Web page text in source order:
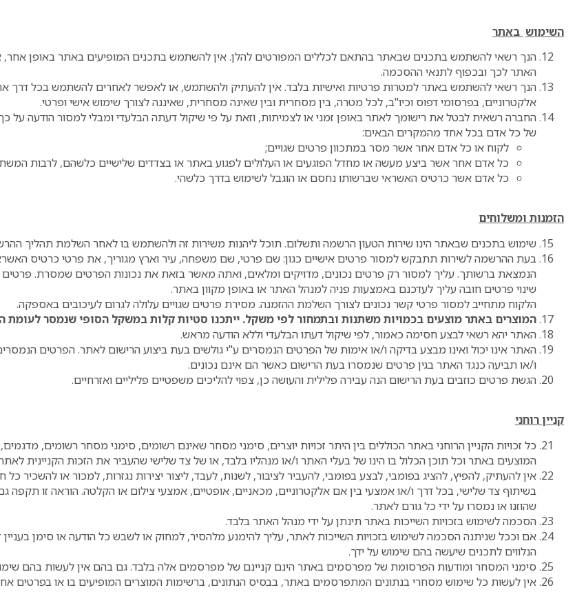
השימוש באתר
הנך רשאי להשתמש בתכנים שבאתר בהתאם לכללים המפורטים להלן. אין להשתמש בתכנים המופיעים באתר באופן
האתר לכך ובכפוף לתנאי ההסכמה.
הנך רשאי להשתמש באתר למטרות פרטיות ואישיות בלבד. אין להעתיק ולהשתמש, או לאפשר לאחרים להשתמש בכל דרך
אלקטרוניים, בפרסומי דפוס וכיו"ב, לכל מטרה, בין מסחרית ובין שאינה מסחרית, שאיננה לצורך שימוש אישי ופרטי.
החברה רשאית לבטל את רישומך לאתר באופן זמני או לצמיתות, וזאת על פי שיקול דעתה הבלעדי ומבלי למסור הודעה
של כל אדם בכל אחד מהמקרים הבאים:
לקוח או כל אדם אחר אשר מסר במתכוון פרטים שגויים;
כל אדם אחר אשר ביצע מעשה או מחדל הפוגעים או העלולים לפגוע באתר או בצדדים שלישיים כלשהם, לרבות
כל אדם אשר כרטיס האשראי שברשותו נחסם או הוגבל לשימוש בדרך כלשהי.
הזמנות ומשלוחים
שימוש בתכנים שבאתר הינו שירות הטעון הרשמה ותשלום. תוכל ליהנות משירות זה ולהשתמש בו לאחר השלמת תהליך
בעת ההרשמה לשירות תתבקש למסור פרטים אישיים כגון: שם פרטי, שם משפחה, עיר וארץ מגוריך, את פרטי כרטיס
הנמצאת ברשותך. עליך למסור רק פרטים נכונים, מדויקים ומלאים, ואתה מאשר בזאת את נכונות הפרטים שמסרת.
שינוי פרטים חובה עליך לעדכנם באמצעות פניה למנהל האתר או באופן מקוון באתר.
הלקוח מתחייב למסור פרטי קשר נכונים לצורך השלמת ההזמנה. מסירת פרטים שגויים עלולה לגרום לעיכובים באספקה.
המוצרים באתר מוצעים בכמויות משתנות ובתמחור לפי משקל. ייתכנו סטיות קלות במשקל הסופי שנמסר
האתר יהא רשאי לבצע חסימה כאמור, לפי שיקול דעתו הבלעדי וללא הודעה מראש.
האתר אינו יכול ואינו מבצע בדיקה ו/או אימות של הפרטים הנמסרים ע"י גולשים בעת ביצוע הרישום לאתר. הפרטים
ו/או תביעה כנגד האתר בגין פרטים שנמסרו בעת הרישום כאשר הם אינם נכונים.
הגשת פרטים כוזבים בעת הרישום הנה עבירה פלילית והעושה כן, צפוי להליכים משפטיים פליליים ואזרחיים.
קניין רוחני
כל זכויות הקניין הרוחני באתר הכוללים בין היתר זכויות יוצרים, סימני מסחר שאינם רשומים, סימני מסחר רשומים,
המוצעים באתר וכל תוכן הכלול בו הינו של בעלי האתר ו/או מנהליו בלבד, או של צד שלישי שהעביר את הזכות הקניינית
אין להעתיק, להפיץ, להציג בפומבי, לבצע בפומבי, להעביר לציבור, לשנות, לעבד, ליצור יצירות נגזרות, למכור או להשכיר
בשיתוף צד שלישי, בכל דרך ו/או אמצעי בין אם אלקטרוניים, מכאניים, אופטיים, אמצעי צילום או הקלטה. הוראה זו תקפה
שהוזנו או נמסרו על ידי כל גורם לאתר.
הסכמה לשימוש בזכויות השייכות באתר תינתן על ידי מנהל האתר בלבד.
אם וככל שניתנה הסכמה לשימוש בזכויות השייכות לאתר, עליך להימנע מלהסיר, למחוק או לשבש כל הודעה או סימן בעניין
הנלווים לתכנים שיעשה בהם שימוש על ידך.
סימני המסחר ומודעות הפרסומת של מפרסמים באתר הינם קניינם של מפרסמים אלה בלבד. גם בהם אין לעשות בהם
אין לעשות כל שימוש מסחרי בנתונים המתפרסמים באתר, בבסיס הנתונים, ברשימות המוצרים המופיעים בו או